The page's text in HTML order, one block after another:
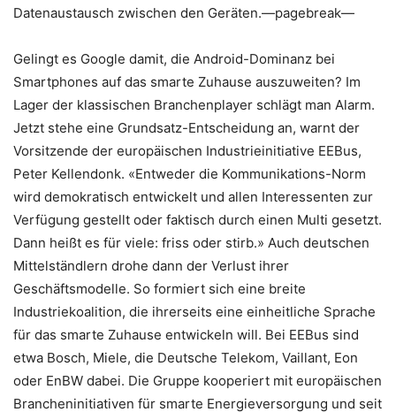
Datenaustausch zwischen den Geräten.—pagebreak—
Gelingt es Google damit, die Android-Dominanz bei
Smartphones auf das smarte Zuhause auszuweiten? Im
Lager der klassischen Branchenplayer schlägt man Alarm.
Jetzt stehe eine Grundsatz-Entscheidung an, warnt der
Vorsitzende der europäischen Industrieinitiative EEBus,
Peter Kellendonk. «Entweder die Kommunikations-Norm
wird demokratisch entwickelt und allen Interessenten zur
Verfügung gestellt oder faktisch durch einen Multi gesetzt.
Dann heißt es für viele: friss oder stirb.» Auch deutschen
Mittelständlern drohe dann der Verlust ihrer
Geschäftsmodelle. So formiert sich eine breite
Industriekoalition, die ihrerseits eine einheitliche Sprache
für das smarte Zuhause entwickeln will. Bei EEBus sind
etwa Bosch, Miele, die Deutsche Telekom, Vaillant, Eon
oder EnBW dabei. Die Gruppe kooperiert mit europäischen
Brancheninitiativen für smarte Energieversorgung und seit